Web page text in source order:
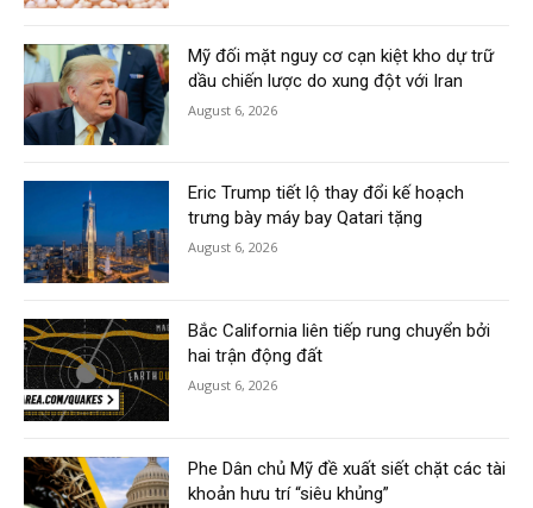
Mỹ đối mặt nguy cơ cạn kiệt kho dự trữ
dầu chiến lược do xung đột với Iran
August 6, 2026
Eric Trump tiết lộ thay đổi kế hoạch
trưng bày máy bay Qatari tặng
August 6, 2026
Bắc California liên tiếp rung chuyển bởi
hai trận động đất
August 6, 2026
Phe Dân chủ Mỹ đề xuất siết chặt các tài
khoản hưu trí “siêu khủng”